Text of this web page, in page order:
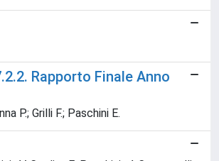
Rapporto Finale Anno
P.; Grilli F.; Paschini E.